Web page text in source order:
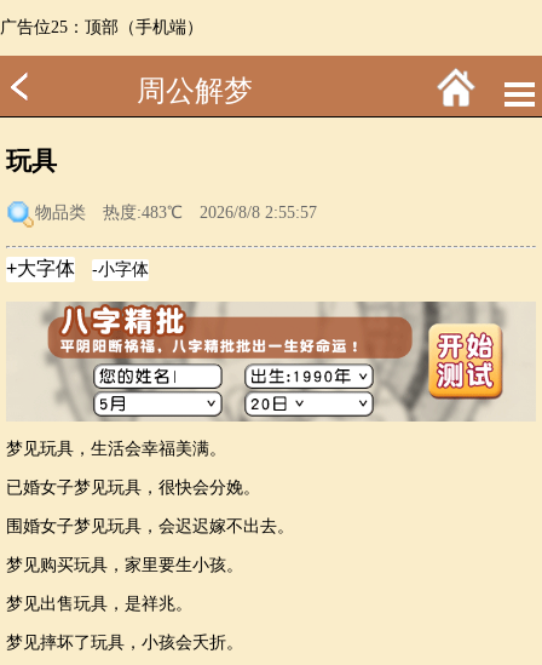
广告位25：顶部（手机端）
周公解梦
玩具
物品类 热度:483℃ 2026/8/8 2:55:57
梦见玩具，生活会幸福美满。
已婚女子梦见玩具，很快会分娩。
围婚女子梦见玩具，会迟迟嫁不出去。
梦见购买玩具，家里要生小孩。
梦见出售玩具，是祥兆。
梦见摔坏了玩具，小孩会夭折。